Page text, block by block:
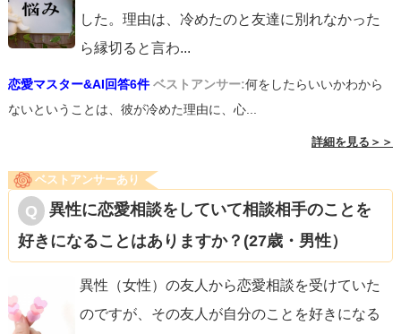
した。理由は、冷めたのと友達に別れなかった
ら縁切ると言わ...
恋愛マスター&AI回答6件 ベストアンサー:何をしたらいいかわから
ないということは、彼が冷めた理由に、心...
詳細を見る＞＞
ベストアンサーあり
異性に恋愛相談をしていて相談相手のことを
好きになることはありますか？(27歳・男性）
異性（女性）の友人から恋愛相談を受けていた
のですが、その友人が自分のことを好きになる